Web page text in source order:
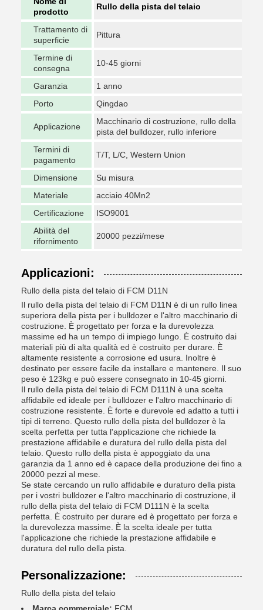
prodotto
Rullo della pista del telaio
Trattamento di
superficie
Pittura
Termine di
consegna
10-45 giorni
Garanzia
1 anno
Porto
Qingdao
Applicazione
Macchinario di costruzione, rullo della
pista del bulldozer, rullo inferiore
Termini di
pagamento
T/T, L/C, Western Union
Dimensione
Su misura
Materiale
acciaio 40Mn2
Certificazione
ISO9001
Abilità del
rifornimento
20000 pezzi/mese
Applicazioni:
Rullo della pista del telaio di FCM D11N
Il rullo della pista del telaio di FCM D11N è di un rullo linea
superiora della pista per i bulldozer e l'altro macchinario di
costruzione. È progettato per forza e la durevolezza
massime ed ha un tempo di impiego lungo. È costruito dai
materiali più di alta qualità ed è costruito per durare. È
altamente resistente a corrosione ed usura. Inoltre è
destinato per essere facile da installare e mantenere. Il suo
peso è 123kg e può essere consegnato in 10-45 giorni.
Il rullo della pista del telaio di FCM D111N è una scelta
affidabile ed ideale per i bulldozer e l'altro macchinario di
costruzione resistente. È forte e durevole ed adatto a tutti i
tipi di terreno. Questo rullo della pista del bulldozer è la
scelta perfetta per tutta l'applicazione che richiede la
prestazione affidabile e duratura del rullo della pista del
telaio. Questo rullo della pista è appoggiato da una
garanzia da 1 anno ed è capace della produzione dei fino a
20000 pezzi al mese.
Se state cercando un rullo affidabile e duraturo della pista
per i vostri bulldozer e l'altro macchinario di costruzione, il
rullo della pista del telaio di FCM D111N è la scelta
perfetta. È costruito per durare ed è progettato per forza e
la durevolezza massime. È la scelta ideale per tutta
l'applicazione che richiede la prestazione affidabile e
duratura del rullo della pista.
Personalizzazione:
Rullo della pista del telaio